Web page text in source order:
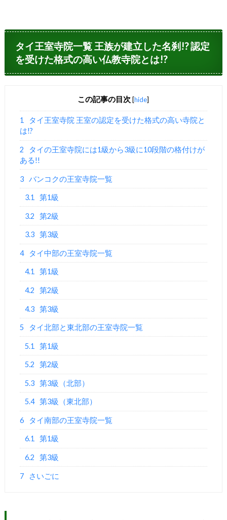
タイ王室寺院一覧 王族が建立した名刹!? 認定
を受けた格式の高い仏教寺院とは!?
この記事の目次 [hide]
1
タイ王室寺院 王室の認定を受けた格式の高い寺院と
は!?
2
タイの王室寺院には1級から3級に10段階の格付けが
ある!!
3 バンコクの王室寺院一覧
3.1 第1級
3.2 第2級
3.3 第3級
4 タイ中部の王室寺院一覧
4.1 第1級
4.2 第2級
4.3 第3級
5 タイ北部と東北部の王室寺院一覧
5.1 第1級
5.2 第2級
5.3 第3級（北部）
5.4 第3級（東北部）
6 タイ南部の王室寺院一覧
6.1 第1級
6.2 第3級
7 さいごに